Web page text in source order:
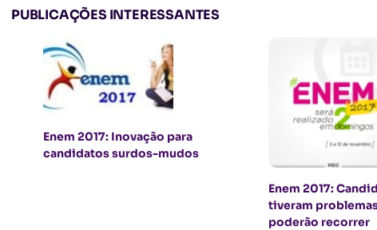
PUBLICAÇÕES INTERESSANTES
Enem 2017: Inovação para
candidatos surdos-mudos
Enem 2017:
tiveram
poderão recorrer